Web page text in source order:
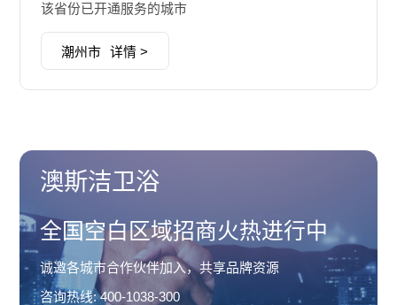
该省份已开通服务的城市
潮州市 详情 >
澳斯洁卫浴
全国空白区域招商火热进行中
诚邀各城市合作伙伴加入，共享品牌资源
咨询热线: 400-1038-300